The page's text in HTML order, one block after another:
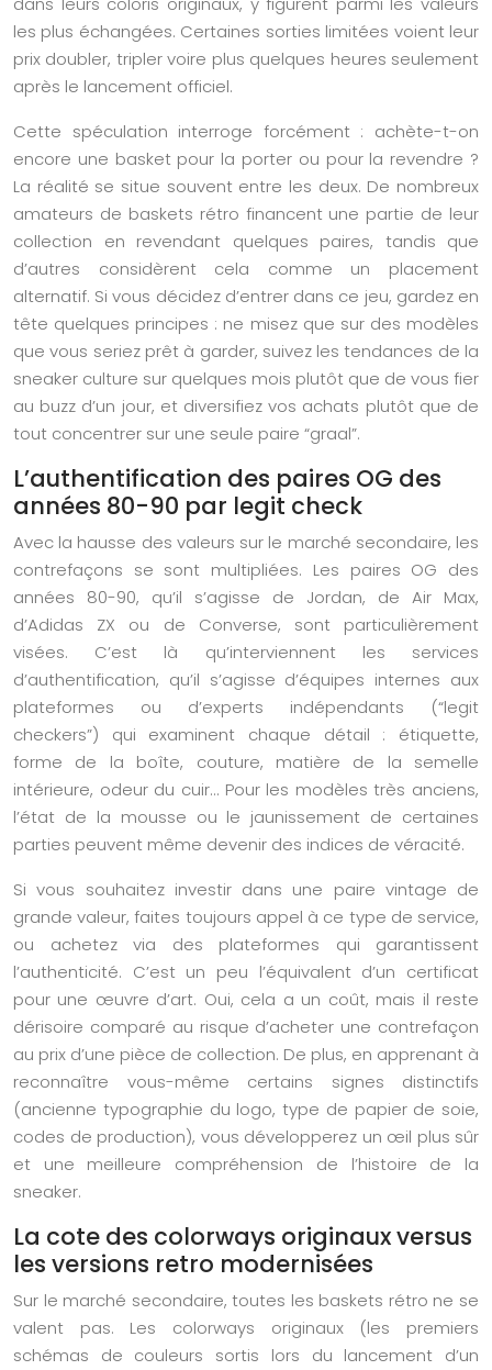
les plus échangées. Certaines sorties limitées voient leur
prix doubler, tripler voire plus quelques heures seulement
après le lancement officiel.
Cette spéculation interroge forcément : achète-t-on
encore une basket pour la porter ou pour la revendre ?
La réalité se situe souvent entre les deux. De nombreux
amateurs de baskets rétro financent une partie de leur
collection en revendant quelques paires, tandis que
d’autres considèrent cela comme un placement
alternatif. Si vous décidez d’entrer dans ce jeu, gardez en
tête quelques principes : ne misez que sur des modèles
que vous seriez prêt à garder, suivez les tendances de la
sneaker culture sur quelques mois plutôt que de vous fier
au buzz d’un jour, et diversifiez vos achats plutôt que de
tout concentrer sur une seule paire “graal”.
L’authentification des paires OG des
années 80-90 par legit check
Avec la hausse des valeurs sur le marché secondaire, les
contrefaçons se sont multipliées. Les paires OG des
années 80-90, qu’il s’agisse de Jordan, de Air Max,
d’Adidas ZX ou de Converse, sont particulièrement
visées. C’est là qu’interviennent les services
d’authentification, qu’il s’agisse d’équipes internes aux
plateformes ou d’experts indépendants (“legit
checkers”) qui examinent chaque détail : étiquette,
forme de la boîte, couture, matière de la semelle
intérieure, odeur du cuir… Pour les modèles très anciens,
l’état de la mousse ou le jaunissement de certaines
parties peuvent même devenir des indices de véracité.
Si vous souhaitez investir dans une paire vintage de
grande valeur, faites toujours appel à ce type de service,
ou achetez via des plateformes qui garantissent
l’authenticité. C’est un peu l’équivalent d’un certificat
pour une œuvre d’art. Oui, cela a un coût, mais il reste
dérisoire comparé au risque d’acheter une contrefaçon
au prix d’une pièce de collection. De plus, en apprenant à
reconnaître vous-même certains signes distinctifs
(ancienne typographie du logo, type de papier de soie,
codes de production), vous développerez un œil plus sûr
et une meilleure compréhension de l’histoire de la
sneaker.
La cote des colorways originaux versus
les versions retro modernisées
Sur le marché secondaire, toutes les baskets rétro ne se
valent pas. Les colorways originaux (les premiers
schémas de couleurs sortis lors du lancement d’un